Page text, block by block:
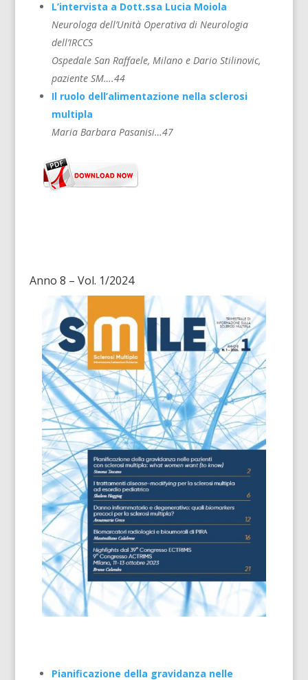
L’intervista a Dott.ssa Lucia Moiola
Neurologa dell’Unità Operativa di Neurologia
dell’IRCCS
Ospedale San Raffaele, Milano e Dario Stilinovic,
paziente SM….44
Il ruolo dell’alimentazione nella sclerosi
multipla
Maria Barbara Pasanisi…47
Anno 8 – Vol. 1/2024
Pianificazione della gravidanza nelle